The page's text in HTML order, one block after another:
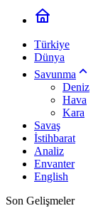
Türkiye
Dünya
Savunma
Deniz
Hava
Kara
Savaş
İstihbarat
Analiz
Envanter
English
Son Gelişmeler